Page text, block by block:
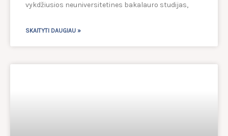
vykdžiusios neuniversitetines bakalauro studijas,
SKAITYTI DAUGIAU »